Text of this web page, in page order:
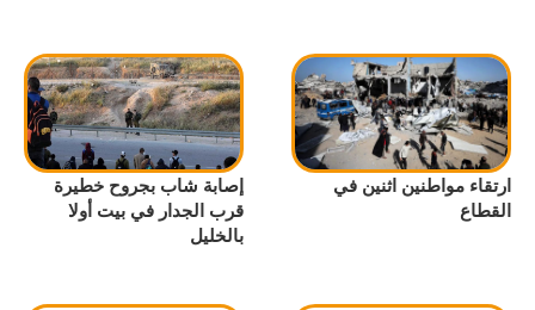
ارتقاء مواطنين اثنين في
القطاع
إصابة شاب بجروح خطيرة
قرب الجدار في بيت أولا
بالخليل